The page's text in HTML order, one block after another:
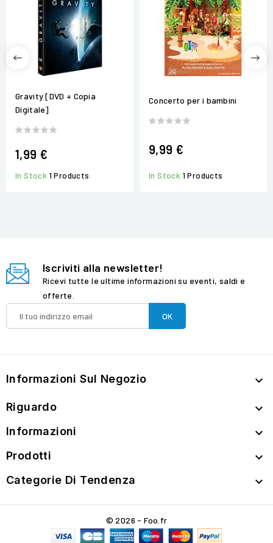
Gravity [DVD + Copia
Digitale]
1,99 €
In Stock 1 Products
Concerto per i bambini
9,99 €
In Stock 1 Products
Iscriviti alla newsletter!
Ricevi tutte le ultime informazioni su eventi, saldi e
offerte.
Informazioni Sul Negozio 
Riguardo 
Informazioni 
Prodotti 
Categorie Di Tendenza 
© 2026 - Foo.fr